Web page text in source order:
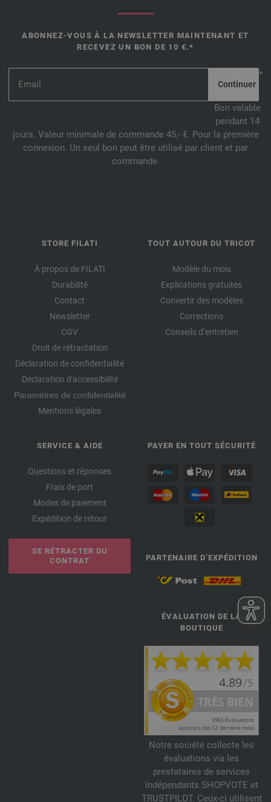
ABONNEZ-VOUS À LA NEWSLETTER MAINTENANT ET
RECEVEZ UN BON DE 10 €.*
*
Bon valable
pendant 14
jours. Valeur minimale de commande 45,- €. Pour la première
connexion. Un seul bon peut être utilisé par client et par
commande.
STORE FILATI
À propos de FILATI
Durabilité
Contact
Newsletter
CGV
Droit de rétractation
Déclaration de confidentialité
Déclaration d'accessibilité
Paramètres de confidentialité
Mentions légales
TOUT AUTOUR DU TRICOT
Modèle du mois
Explications gratuites
Convertir des modèles
Corrections
Conseils d’entretien
SERVICE & AIDE
Questions et réponses
Frais de port
Modes de paiement
Expédition de retour
SE RÉTRACTER DU
CONTRAT
PAYER EN TOUT SÉCURITÉ
PARTENAIRE D’EXPÉDITION
ÉVALUATION DE LA
BOUTIQUE
Notre société collecte les
évaluations via les
prestataires de services
indépendants SHOPVOTE et
TRUSTPILOT. Ceux-ci utilisent